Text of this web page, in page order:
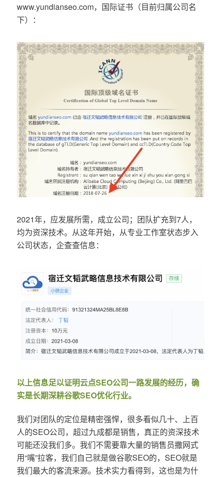
www.yundianseo.com，国际证书（目前归属公司名
下）：
2021年，应发展所需，成立公司；团队扩充到7人，
均为资深技术。从这年开始，从专业工作室状态步入
公司状态，企查查信息：
以上信息足以证明云点SEO公司一路发展的经历，确
实是长期深耕谷歌SEO优化行业。
我们对团队的定位是精密强悍，很多看似几十、上百
人的SEO公司，超过九成都是销售，真正的资深技术
可能还没我们多。我们不需要靠大量的销售员撒网式
用“嘴”拉客，我们自己就是做谷歌SEO的，SEO就是
我们最大的客流来源。技术实力看得到，这也是为什